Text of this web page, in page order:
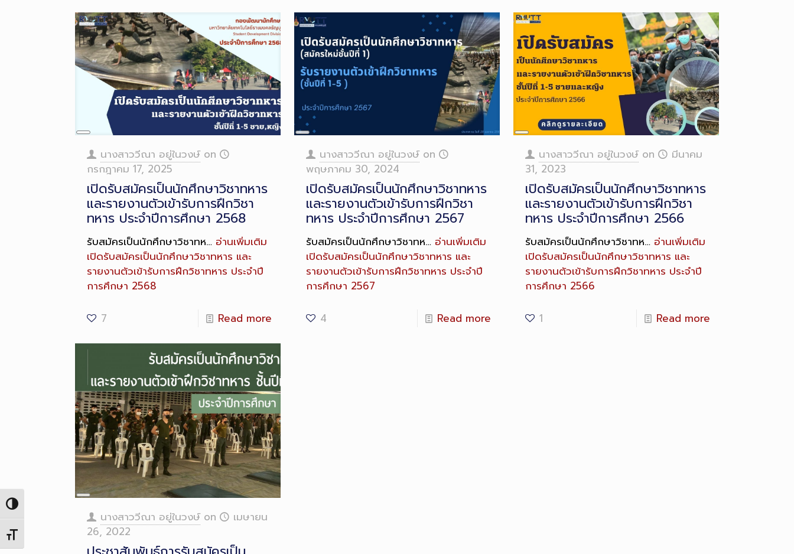
Toggle High Contrast
Toggle Font size
Long
Description
นางสาววีณา อยู่ในวงษ์ on
กรกฎาคม 17, 2025
เปิดรับสมัครเป็นนักศึกษาวิชาทหาร
และรายงานตัวเข้ารับการฝึกวิชา
ทหาร ประจำปีการศึกษา 2568
รับสมัครเป็นนักศึกษาวิชาทห… อ่านเพิ่มเติม
เปิดรับสมัครเป็นนักศึกษาวิชาทหาร และ
รายงานตัวเข้ารับการฝึกวิชาทหาร ประจำปี
การศึกษา 2568
7 Read more
Long
Description
นางสาววีณา อยู่ในวงษ์ on
พฤษภาคม 30, 2024
เปิดรับสมัครเป็นนักศึกษาวิชาทหาร
และรายงานตัวเข้ารับการฝึกวิชา
ทหาร ประจำปีการศึกษา 2567
รับสมัครเป็นนักศึกษาวิชาทห… อ่านเพิ่มเติม
เปิดรับสมัครเป็นนักศึกษาวิชาทหาร และ
รายงานตัวเข้ารับการฝึกวิชาทหาร ประจำปี
การศึกษา 2567
4 Read more
Long
Description
นางสาววีณา อยู่ในวงษ์ on
มีนาคม
31, 2023
เปิดรับสมัครเป็นนักศึกษาวิชาทหาร
และรายงานตัวเข้ารับการฝึกวิชา
ทหาร ประจำปีการศึกษา 2566
รับสมัครเป็นนักศึกษาวิชาทห… อ่านเพิ่มเติม
เปิดรับสมัครเป็นนักศึกษาวิชาทหาร และ
รายงานตัวเข้ารับการฝึกวิชาทหาร ประจำปี
การศึกษา 2566
1 Read more
Long
Description
นางสาววีณา อยู่ในวงษ์ on
เมษายน
26, 2022